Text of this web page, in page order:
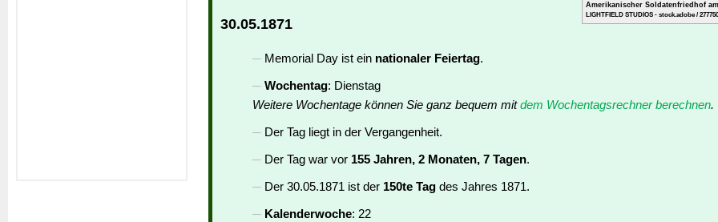
Amerikanischer Soldatenfriedhof
LIGHTFIELD STUDIOS - stock.adobe /
30.05.1871
Memorial Day ist ein nationaler Feiertag.
Wochentag: Dienstag
Weitere Wochentage können Sie ganz bequem mitdem Wochentagsrechner berechnen.
Der Tag liegt in der Vergangenheit.
Der Tag war vor 155 Jahren, 2 Monaten, 7 Tagen.
Der 30.05.1871 ist der 150te Tag des Jahres 1871.
Kalenderwoche: 22